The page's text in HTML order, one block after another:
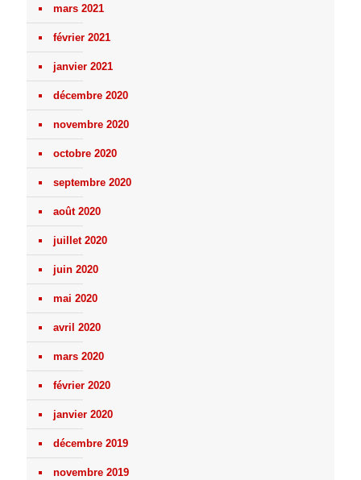
mars 2021
février 2021
janvier 2021
décembre 2020
novembre 2020
octobre 2020
septembre 2020
août 2020
juillet 2020
juin 2020
mai 2020
avril 2020
mars 2020
février 2020
janvier 2020
décembre 2019
novembre 2019